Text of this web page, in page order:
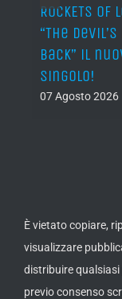
ROCKETS OF
“The Devil’s
Back” il
singolo!
07 Agosto 2026
È vietato copiare,
visualizzare
distribuire
previo consenso